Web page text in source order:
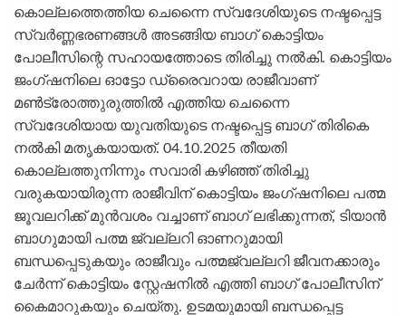
കൊല്ലത്തെത്തിയ ചെന്നൈ സ്വദേശിയുടെ നഷ്ടപ്പെട്ട
സ്വർണ്ണഭരണങ്ങൾ അടങ്ങിയ ബാഗ് കൊട്ടിയം
പോലീസിന്റെ സഹായത്തോടെ തിരിച്ചു നൽകി. കൊട്ടിയം
ജംഗ്ഷനിലെ ഓട്ടോ ഡ്രൈവറായ രാജീവാണ്
മൺട്രോത്തുരുത്തിൽ എത്തിയ ചെന്നൈ
സ്വദേശിയായ യുവതിയുടെ നഷ്ടപ്പെട്ട ബാഗ് തിരികെ
നൽകി മതൃകയായത്. 04.10.2025 തീയതി
കൊല്ലത്തുനിന്നും സവാരി കഴിഞ്ഞ് തിരിച്ചു
വരുകയായിരുന്ന രാജീവിന് കൊട്ടിയം ജംഗ്ഷനിലെ പത്മ
ജൂവലറിക്ക് മുൻവശം വച്ചാണ് ബാഗ് ലഭിക്കുന്നത്, ടിയാൻ
ബാഗുമായി പത്മ ജ്വല്ലറി ഓണറുമായി
ബന്ധപ്പെടുകയും രാജീവും പത്മജ്വല്ലറി ജീവനക്കാരും
ചേർന്ന് കൊട്ടിയം സ്റ്റേഷനിൽ എത്തി ബാഗ് പോലീസിന്
കൈമാറുകയും ചെയ്തു. ഉടമയുമായി ബന്ധപ്പെട്ട